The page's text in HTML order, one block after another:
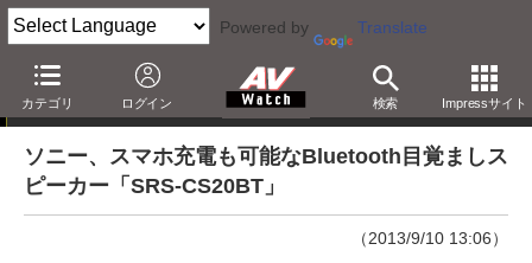
Powered by Translate
カテゴリ ログイン 検索 Impressサイト
ニュース
ソニー、スマホ充電も可能なBluetooth目覚ましス
ピーカー「SRS-CS20BT」
（2013/9/10 13:06）